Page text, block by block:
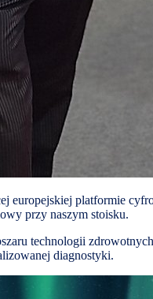
platformie
przy naszym stoisku.
technologii
diagnostyki.